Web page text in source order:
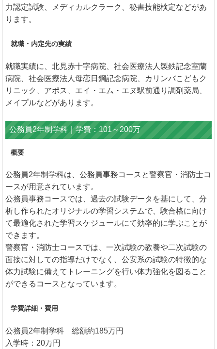
力認定試験、メディカルクラーク、秘書技能検定などがあ
ります。
就職・内定先の実績
就職実績に、北見赤十字病院、社会医療法人製鉄記念室蘭
病院、社会医療法人母恋日鋼記念病院、カリンバこどもク
リニック、アポス、エイ・エム・エヌ駅前通り調剤薬局、
メイプルなどがあります。
公務員2年制学科｜学費：101～200万
概要
公務員2年制学科は、公務員事務コースと警察官・消防士コ
ースが用意されています。
公務員事務コースでは、過去の試験データを基にして、分
析し作られたオリジナルの学習システムで、験合格に向け
て最適化された学習スケジュールにて効率的に学ぶことが
できます。
警察官・消防士コースでは、一次試験の教養や二次試験の
面接に対しての指導だけでなく、公安系の試験の特徴的な
体力試験に備えてトレーニングを行い体力強化を図ること
ができるコースとなっています。
学費詳細・費用
公務員2年制学科 総額約185万円
入学時：20万円